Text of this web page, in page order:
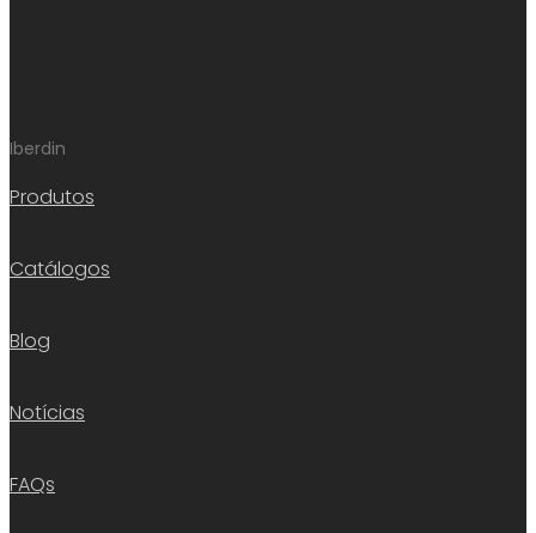
Iberdin
Produtos
Catálogos
Blog
Notícias
FAQs